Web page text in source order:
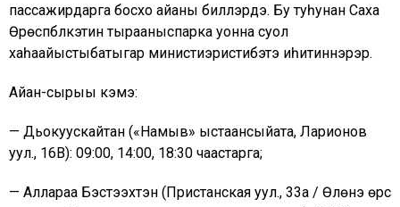
пассажирдарга босхо айаны биллэрдэ. Бу туһунан Саха
Өрөспүүбүлүкэтин тырааныспарка уонна суол
хаһаайыстыбатыгар министиэристибэтэ иһитиннэрэр.
Айан-сырыы кэмэ:
— Дьокуускайтан («Намыв» ыстаансыйата, Ларионов
уул., 16В): 09:00, 14:00, 18:30 чаастарга;
— Аллараа Бэстээхтэн (Пристанская уул., 33а / Өлүөнэ өрүс